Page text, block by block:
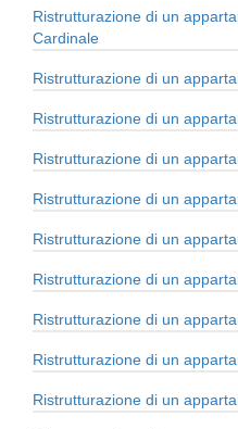
Ristrutturazione di un
Cardinale
Ristrutturazione di un
Ristrutturazione di un
Ristrutturazione di un
Ristrutturazione di un
Ristrutturazione di un
Ristrutturazione di un
Ristrutturazione di un
Ristrutturazione di un
Ristrutturazione di un